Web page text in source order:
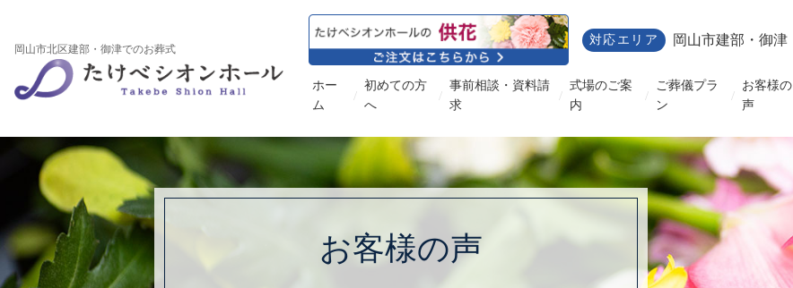
岡山市北区建部・御津でのお葬式
対応エリア 岡山市建部・御津
ホー
ム
/
初めての方
へ
/
事前相談・資料請
求
/
式場のご案
内
/
ご葬儀プラ
ン
/
お客様の
声
お客様の声